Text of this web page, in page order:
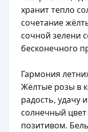
хранит тепло
сочетание
сочной зелени
бесконечного
Гармония
Жёлтые розы в
радость, удачу
солнечный
позитивом.